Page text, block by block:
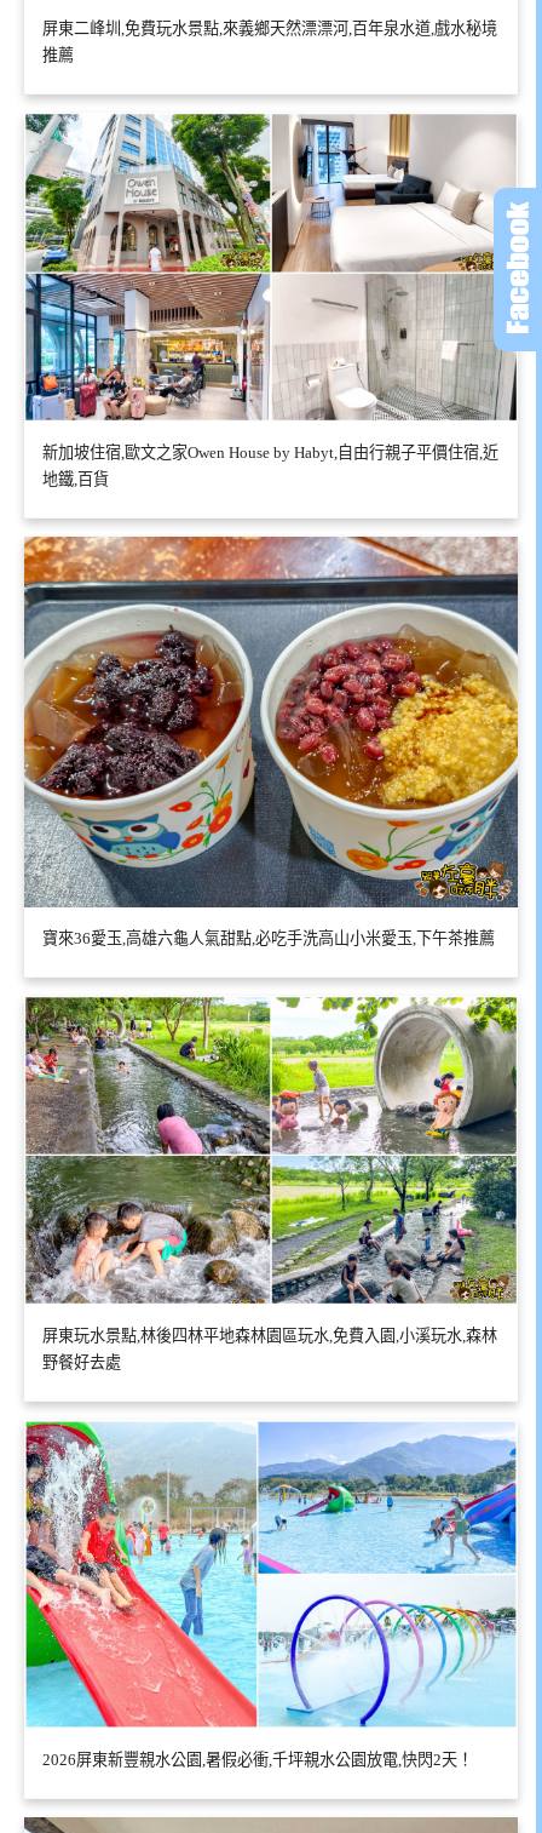
屏東二峰圳,免費玩水景點,來義鄉天然漂漂河,百年泉水道,戲水秘境
推薦
新加坡住宿,歐文之家Owen House by Habyt,自由行親子平價住宿,近
地鐵,百貨
寶來36愛玉,高雄六龜人氣甜點,必吃手洗高山小米愛玉,下午茶推薦
屏東玩水景點,林後四林平地森林園區玩水,免費入園,小溪玩水,森林
野餐好去處
2026屏東新豐親水公園,暑假必衝,千坪親水公園放電,快閃2天！